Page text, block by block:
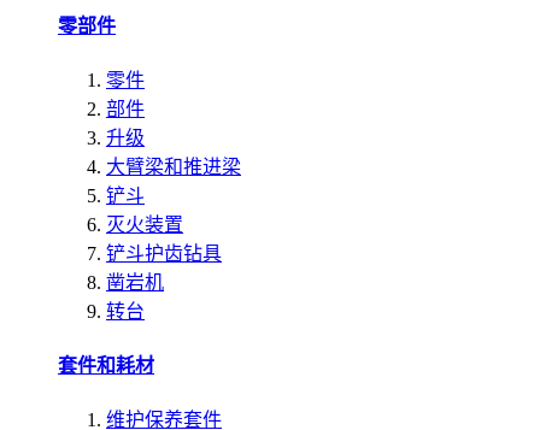
零部件
零件
部件
升级
大臂梁和推进梁
铲斗
灭火装置
铲斗护齿钻具
凿岩机
转台
套件和耗材
维护保养套件